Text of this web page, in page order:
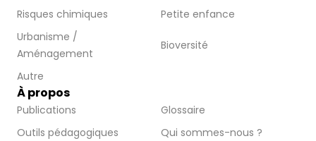
Risques chimiques
Petite enfance
Urbanisme /
Aménagement
Bioversité
Autre
À propos
Publications
Glossaire
Outils pédagogiques
Qui sommes-nous ?